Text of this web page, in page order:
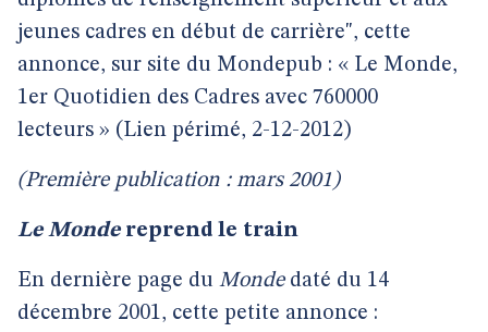
jeunes cadres en début de carrière", cette
annonce, sur site du Mondepub : « Le Monde,
1er Quotidien des Cadres avec 760000
lecteurs » (Lien périmé, 2-12-2012)
(Première publication : mars 2001)
Le Mondereprend le train
En dernière page du Mondedaté du 14
décembre 2001, cette petite annonce :